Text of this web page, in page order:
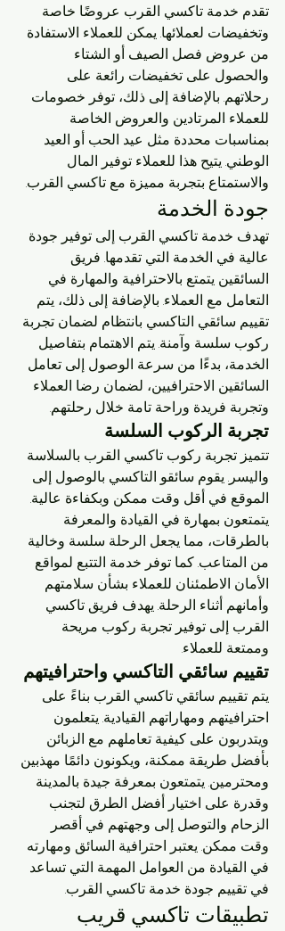
تقدم خدمة تاكسي القرب عروضًا خاصة
وتخفيضات لعملائها. يمكن للعملاء الاستفادة
من عروض فصل الصيف أو الشتاء
والحصول على تخفيضات رائعة على
رحلاتهم. بالإضافة إلى ذلك، توفر خصومات
للعملاء المرتادين والعروض الخاصة
بمناسبات محددة مثل عيد الحب أو العيد
الوطني. يتيح هذا للعملاء توفير المال
والاستمتاع بتجربة مميزة مع تاكسي القرب.
جودة الخدمة
تهدف خدمة تاكسي القرب إلى توفير جودة
عالية في الخدمة التي تقدمها. فريق
السائقين يتمتع بالاحترافية والمهارة في
التعامل مع العملاء. بالإضافة إلى ذلك، يتم
تقييم سائقي التاكسي بانتظام لضمان تجربة
ركوب سلسة وآمنة. يتم الاهتمام بتفاصيل
الخدمة، بدءًا من سرعة الوصول إلى تعامل
السائقين الاحترافيين، لضمان رضا العملاء
وتجربة فريدة وراحة تامة خلال رحلتهم.
تجربة الركوب السلسة
تتميز تجربة ركوب تاكسي القرب بالسلاسة
واليسر. يقوم سائقو التاكسي بالوصول إلى
الموقع في أقل وقت ممكن وبكفاءة عالية.
يتمتعون بمهارة في القيادة والمعرفة
بالطرقات، مما يجعل الرحلة سلسة وخالية
من المتاعب. كما توفر خدمة التتبع لمواقع
الأمان الاطمئنان للعملاء بشأن سلامتهم
وأمانهم أثناء الرحلة. يهدف فريق تاكسي
القرب إلى توفير تجربة ركوب مريحة
وممتعة للعملاء.
تقييم سائقي التاكسي واحترافيتهم
يتم تقييم سائقي تاكسي القرب بناءً على
احترافيتهم ومهاراتهم القيادية. يتعلمون
ويتدربون على كيفية تعاملهم مع الزبائن
بأفضل طريقة ممكنة، ويكونون دائمًا مهذبين
ومحترمين. يتمتعون بمعرفة جيدة بالمدينة
وقدرة على اختيار أفضل الطرق لتجنب
الزحام والتوصل إلى وجهتهم في أقصر
وقت ممكن. يعتبر احترافية السائق ومهارته
في القيادة من العوامل المهمة التي تساعد
في تقييم جودة خدمة تاكسي القرب.
تطبيقات تاكسي قريب